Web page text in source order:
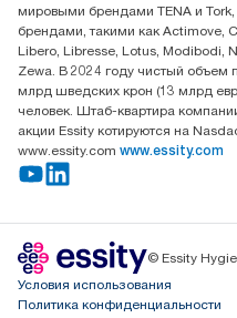
мировыми брендами TENA и
брендами, такими как Actimove,
Libero, Libresse, Lotus, Modibodi,
Zewa. В 2024 году чистый объем
млрд шведских крон (13 млрд
человек. Штаб-квартира
акции Essity котируются на
www.essity.com www.essity.com
© Essity
Условия использования
Политика конфиденциальности